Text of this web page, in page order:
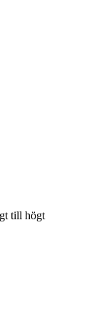
till högt